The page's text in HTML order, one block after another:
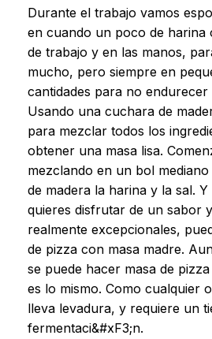
Durante el trabajo vamos
en cuando un poco de harina
de trabajo y en las manos,
mucho, pero siempre en
cantidades para no endurecer
Usando una cuchara de
para mezclar todos los
obtener una masa lisa.
mezclando en un bol
de madera la harina y la sal.
quieres disfrutar de un sabor
realmente excepcionales,
de pizza con masa madre.
se puede hacer masa de
es lo mismo. Como cualquier
lleva levadura, y requiere un
fermentaci&#xF3;n.